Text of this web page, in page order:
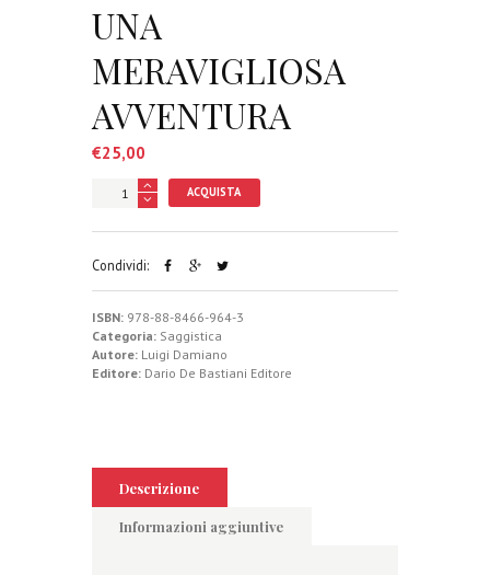
UNA
MERAVIGLIOSA
AVVENTURA
€25,00
ACQUISTA
Condividi:
ISBN: 978-88-8466-964-3
Categoria: Saggistica
Autore: Luigi Damiano
Editore: Dario De Bastiani Editore
Descrizione
Informazioni aggiuntive